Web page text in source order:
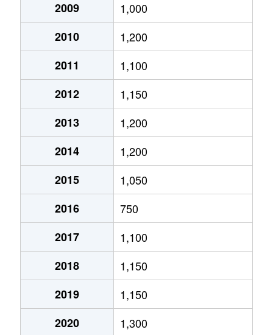
千代川町今津
1,200万円 千代川
徒歩
千代川町今津
2,800万円 千代川
徒歩
千代川町小川
2,700万円 千代川
徒歩
千代川町小川
530万円 千代川
徒歩
千代川町小林
2,400万円 並河
徒歩
中矢田町
1,600万円 亀岡
徒歩
西つつじケ丘雲仙台
1,300万円 亀岡
徒歩
西つつじケ丘五月台
900万円 亀岡
徒歩
西つつじケ丘美山台
1,100万円 亀岡
徒歩
西別院町柚原
2009
1,000
2010
1,200
2011
1,100
2012
1,150
2013
1,200
2014
1,200
2015
1,050
2016
750
2017
1,100
2018
1,150
2019
1,150
2020
1,300